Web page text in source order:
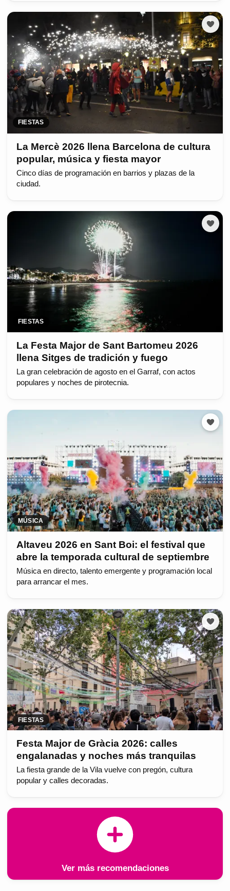
FIESTAS
La Mercè 2026 llena Barcelona de cultura
popular, música y fiesta mayor
Cinco días de programación en barrios y plazas de la
ciudad.
FIESTAS
La Festa Major de Sant Bartomeu 2026
llena Sitges de tradición y fuego
La gran celebración de agosto en el Garraf, con actos
populares y noches de pirotecnia.
MÚSICA
Altaveu 2026 en Sant Boi: el festival que
abre la temporada cultural de septiembre
Música en directo, talento emergente y programación local
para arrancar el mes.
FIESTAS
Festa Major de Gràcia 2026: calles
engalanadas y noches más tranquilas
La fiesta grande de la Vila vuelve con pregón, cultura
popular y calles decoradas.
Ver más recomendaciones